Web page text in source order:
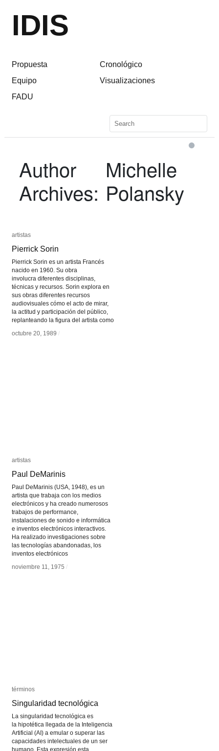
IDIS
Propuesta
Equipo
FADU
Cronológico
Visualizaciones
Author
Archives:
Michelle
Polansky
artistas
Pierrick Sorin
Pierrick Sorin es un artista Francés
nacido en 1960. Su obra
involucra diferentes disciplinas,
técnicas y recursos. Sorin explora en
sus obras diferentes recursos
audiovisuales cómo el acto de mirar,
la actitud y participación del público,
replanteando la figura del artista como
octubre 20, 1989 /
artistas
Pierrick Sorin
octubre 20, 1989 /
artistas
Paul DeMarinis
Paul DeMarinis (USA, 1948), es un
artista que trabaja con los medios
electrónicos y ha creado numerosos
trabajos de performance,
instalaciones de sonido e informática
e inventos electrónicos interactivos.
Ha realizado investigaciones sobre
las tecnologías abandonadas, los
inventos electrónicos
noviembre 11, 1975 /
artistas
Paul DeMarinis
noviembre 11, 1975 /
términos
Singularidad tecnológica
La singularidad tecnológica es
la hipotética llegada de la Inteligencia
Artificial (AI) a emular o superar las
capacidades intelectuales de un ser
humano. Esta expresión esta
términos
Singularidad tecnológica